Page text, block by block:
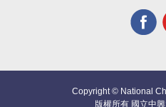
Copyright © National
版權所有 國立中